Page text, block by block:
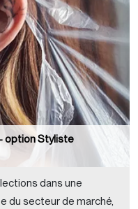
option Styliste
dans une
du secteur de marché,